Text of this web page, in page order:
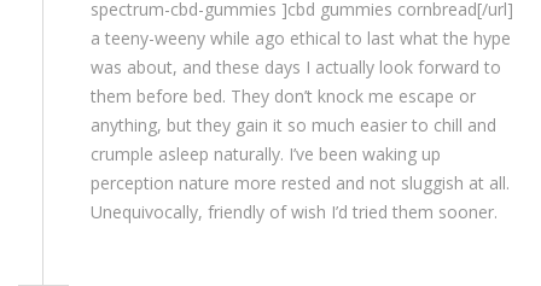
spectrum-cbd-gummies ]cbd gummies cornbread[/url]
a teeny-weeny while ago ethical to last what the hype
was about, and these days I actually look forward to
them before bed. They don’t knock me escape or
anything, but they gain it so much easier to chill and
crumple asleep naturally. I’ve been waking up
perception nature more rested and not sluggish at all.
Unequivocally, friendly of wish I’d tried them sooner.